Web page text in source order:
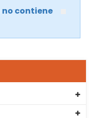
no contiene